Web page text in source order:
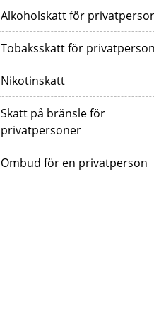
Alkoholskatt för
Tobaksskatt för
Nikotinskatt
Skatt på bränsle för
privatpersoner
Ombud för en privatperson